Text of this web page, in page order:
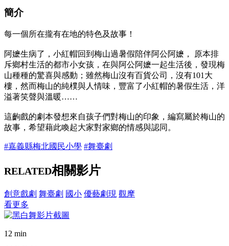
簡介
每一個所在攏有在地的特色及故事！
阿嬷生病了，小紅帽回到梅山過暑假陪伴阿公阿嬷， 原本排
斥鄉村生活的都市小女孩，在與阿公阿嬷一起生活後，發現梅
山種種的驚喜與感動；雖然梅山沒有百貨公司，沒有101大
樓，然而梅山的純樸與人情味，豐富了小紅帽的暑假生活，洋
溢著笑聲與溫暖……
這齣戲的劇本發想來自孩子們對梅山的印象，編寫屬於梅山的
故事，希望藉此喚起大家對家鄉的情感與認同。
#嘉義縣梅北國民小學 #舞臺劇
RELATED相關影片
創意戲劇 舞臺劇 國小 優藝劇現 觀摩
看更多
12 min